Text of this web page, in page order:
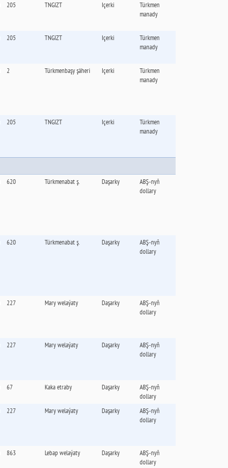
205 TNGIZT Içerki
Türkmen
manady
205 TNGIZT Içerki
Türkmen
manady
2 Türkmenbaşy şäheri Içerki
Türkmen
manady
205 TNGIZT Içerki
Türkmen
manady
620 Türkmenabat ş. Daşarky
ABŞ-nyň
dollary
620 Türkmenabat ş. Daşarky
ABŞ-nyň
dollary
227 Mary welaýaty Daşarky
ABŞ-nyň
dollary
227 Mary welaýaty Daşarky
ABŞ-nyň
dollary
67 Kaka etraby Daşarky
ABŞ-nyň
dollary
227 Mary welaýaty Daşarky
ABŞ-nyň
dollary
863 Lebap welaýaty Daşarky
ABŞ-nyň
dollary